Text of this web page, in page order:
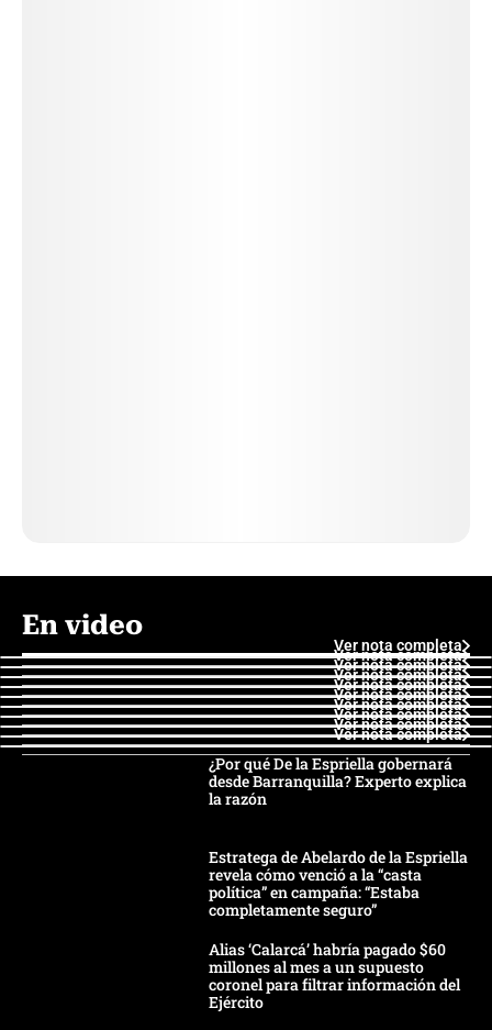
En video
Ver nota completa
Ver nota completa
Ver nota completa
Ver nota completa
Ver nota completa
Ver nota completa
Ver nota completa
Ver nota completa
Ver nota completa
Ver nota completa
¿Por qué De la Espriella gobernará
desde Barranquilla? Experto explica
la razón
Estratega de Abelardo de la Espriella
revela cómo venció a la “casta
política” en campaña: “Estaba
completamente seguro”
Alias ‘Calarcá’ habría pagado $60
millones al mes a un supuesto
coronel para filtrar información del
Ejército